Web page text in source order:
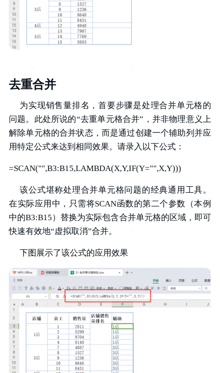
去重合并
为实现销售量排名，首要步骤是处理合并单元格的
问题。此处所说的“去重单元格合并”，并非物理意义上
解除单元格的合并状态，而是通过创建一个辅助列并应
用特定公式来达到相同效果。请录入以下公式：
=SCAN("",B3:B15,LAMBDA(X,Y,IF(Y="",X,Y)))
该公式堪称处理合并单元格问题的经典通用工具。
在实际应用中，只需将SCAN函数的第二个参数（本例
中的B3:B15）替换为实际包含合并单元格的区域，即可
快速有效地“虚拟取消”合并。
下图展示了该公式的应用效果